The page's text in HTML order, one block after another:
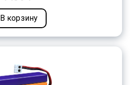
В корзину